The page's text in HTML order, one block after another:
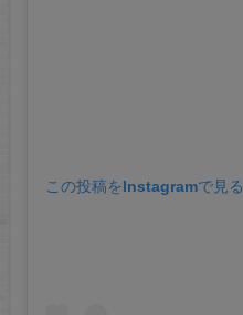
この投稿をInstagramで見る